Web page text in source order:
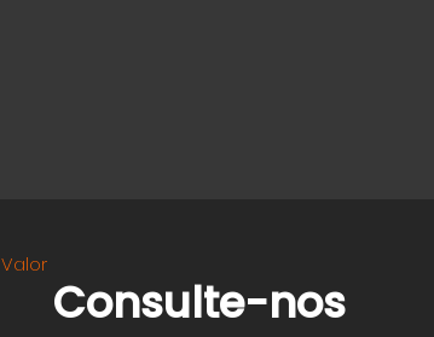
Valor
Consulte-nos